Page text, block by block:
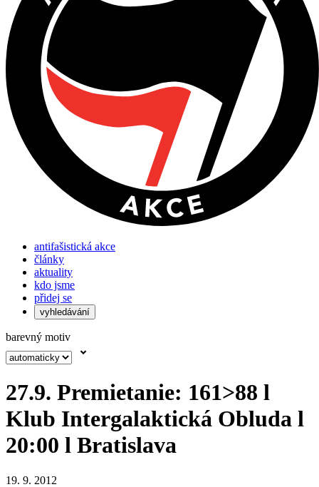
antifašistická akce
články
aktuality
kdo jsme
přidej se
vyhledávání
barevný motiv
27.9. Premietanie: 161>88 l
Klub Intergalaktická Obluda l
20:00 l Bratislava
19. 9. 2012